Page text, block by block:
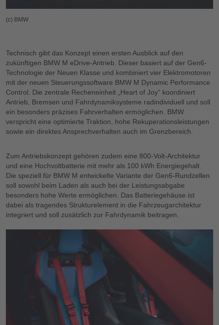
(c) BMW
Technisch gibt das Konzept einen ersten Ausblick auf den
zukünftigen BMW M eDrive-Antrieb. Dieser basiert auf der Gen6-
Technologie der Neuen Klasse und kombiniert vier Elektromotoren
mit der neuen Steuerungssoftware BMW M Dynamic Performance
Control. Die zentrale Recheneinheit „Heart of Joy“ koordiniert
Antrieb, Bremsen und Fahrdynamiksysteme radindividuell und soll
ein besonders präzises Fahrverhalten ermöglichen. BMW
verspricht eine optimierte Traktion, hohe Rekuperationsleistungen
sowie ein direktes Ansprechverhalten auch im Grenzbereich.
Zum Antriebskonzept gehören zudem eine 800-Volt-Architektur
und eine Hochvoltbatterie mit mehr als 100 kWh Energiegehalt.
Die speziell für BMW M entwickelte Variante der Gen6-Rundzellen
soll sowohl beim Laden als auch bei der Leistungsabgabe
besonders hohe Werte ermöglichen. Das Batteriegehäuse ist
dabei als tragendes Strukturelement in die Fahrzeugarchitektur
integriert und soll zusätzlich zur Fahrdynamik beitragen.